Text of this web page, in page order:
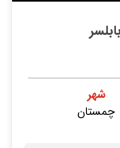
شهر
چمستان